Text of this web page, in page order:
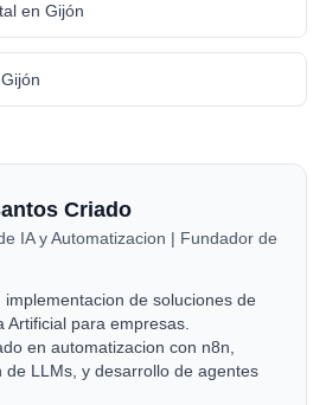
en Gijón
Gijón
Criado
IA y Automatizacion | Fundador de
implementacion de soluciones de
Artificial para empresas.
en automatizacion con n8n,
de LLMs, y desarrollo de agentes